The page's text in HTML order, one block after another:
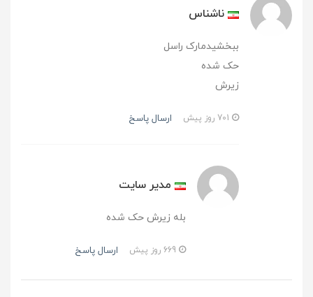
ناشناس
ببخشیدمارک راسل
حک شده
زیرش
ارسال پاسخ
مدیر سایت
بله زیرش حک شده
ارسال پاسخ